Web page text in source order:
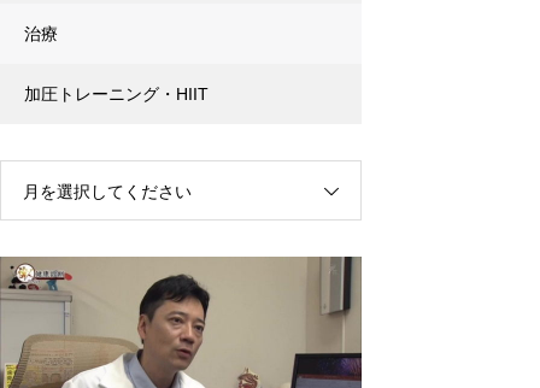
治療
加圧トレーニング・HIIT
月を選択してください